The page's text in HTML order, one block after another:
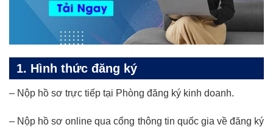
1. Hình thức đăng ký
– Nộp hồ sơ trực tiếp tại Phòng đăng ký kinh doanh.
– Nộp hồ sơ online qua cổng thông tin quốc gia về đăng ký